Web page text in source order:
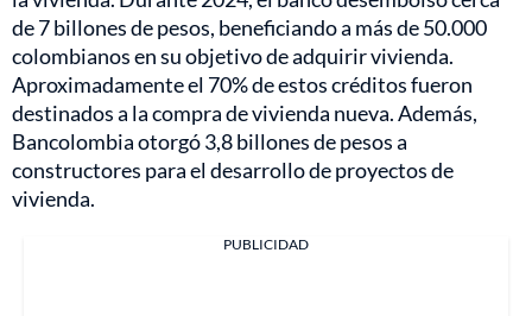
de 7 billones de pesos, beneficiando a más de 50.000
colombianos en su objetivo de adquirir vivienda.
Aproximadamente el 70% de estos créditos fueron
destinados a la compra de vivienda nueva. Además,
Bancolombia otorgó 3,8 billones de pesos a
constructores para el desarrollo de proyectos de
vivienda.
PUBLICIDAD